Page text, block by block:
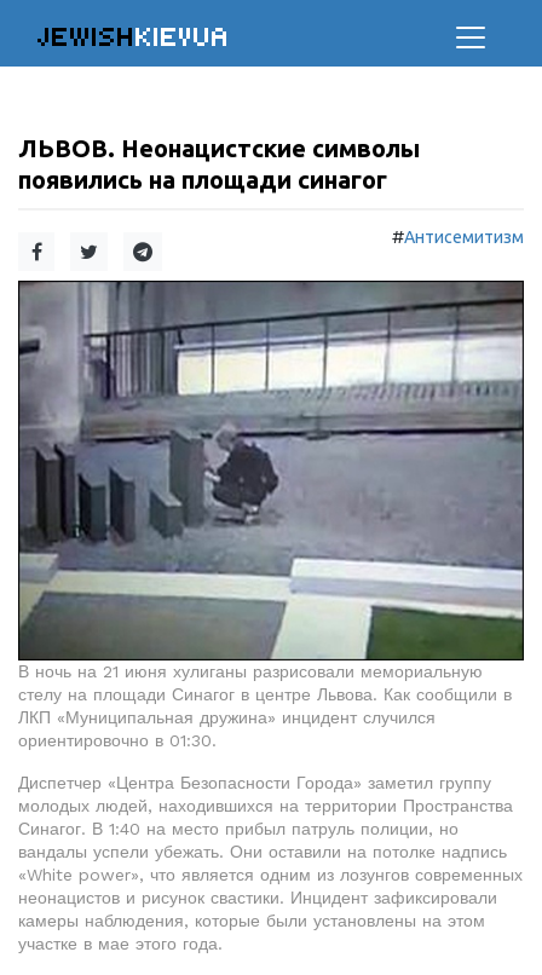
JEWISHKIEVUA
ЛЬВОВ. Неонацистские символы
появились на площади синагог
#Антисемитизм
В ночь на 21 июня хулиганы разрисовали мемориальную
стелу на площади Синагог в центре Львова. Как сообщили в
ЛКП «Муниципальная дружина» инцидент случился
ориентировочно в 01:30.
Диспетчер «Центра Безопасности Города» заметил группу
молодых людей, находившихся на территории Пространства
Синагог. В 1:40 на место прибыл патруль полиции, но
вандалы успели убежать. Они оставили на потолке надпись
«White power», что является одним из лозунгов современных
неонацистов и рисунок свастики. Инцидент зафиксировали
камеры наблюдения, которые были установлены на этом
участке в мае этого года.